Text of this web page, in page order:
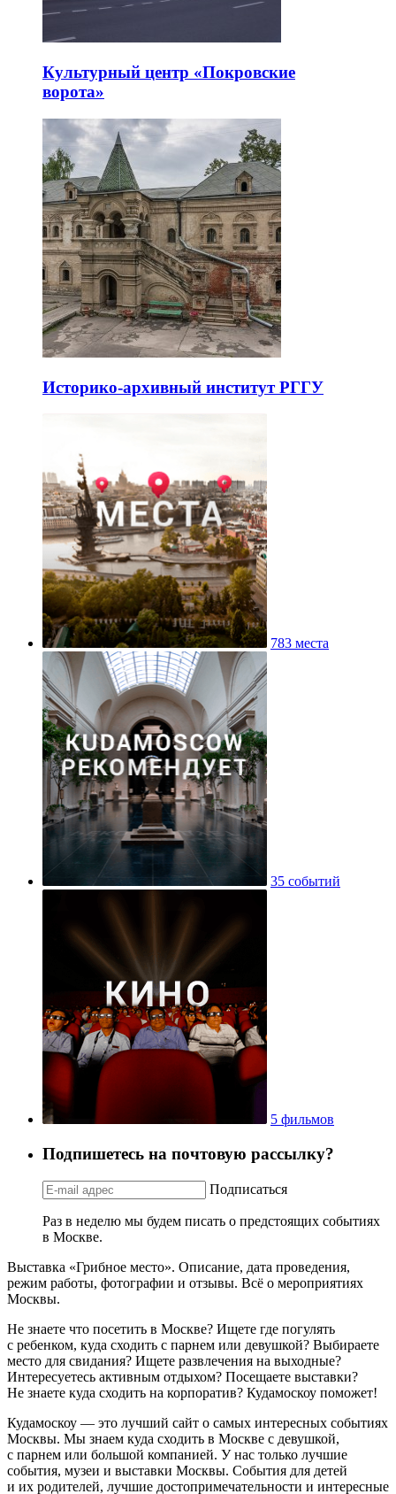
Культурный центр «Покровские
ворота»
Историко-архивный институт РГГУ
783 места
35 событий
5 фильмов
Подпишетесь на почтовую рассылку?
Подписаться
Раз в неделю мы будем писать о предстоящих событиях
в Москве.
Выставка «Грибное место». Описание, дата проведения,
режим работы, фотографии и отзывы. Всё о мероприятиях
Москвы.
Не знаете что посетить в Москве? Ищете где погулять
с ребенком, куда сходить с парнем или девушкой? Выбираете
место для свидания? Ищете развлечения на выходные?
Интересуетесь активным отдыхом? Посещаете выставки?
Не знаете куда сходить на корпоратив? Кудамоскоу поможет!
Кудамоскоу — это лучший сайт о самых интересных событиях
Москвы. Мы знаем куда сходить в Москве с девушкой,
с парнем или большой компанией. У нас только лучшие
события, музеи и выставки Москвы. События для детей
и их родителей, лучшие достопримечательности и интересные